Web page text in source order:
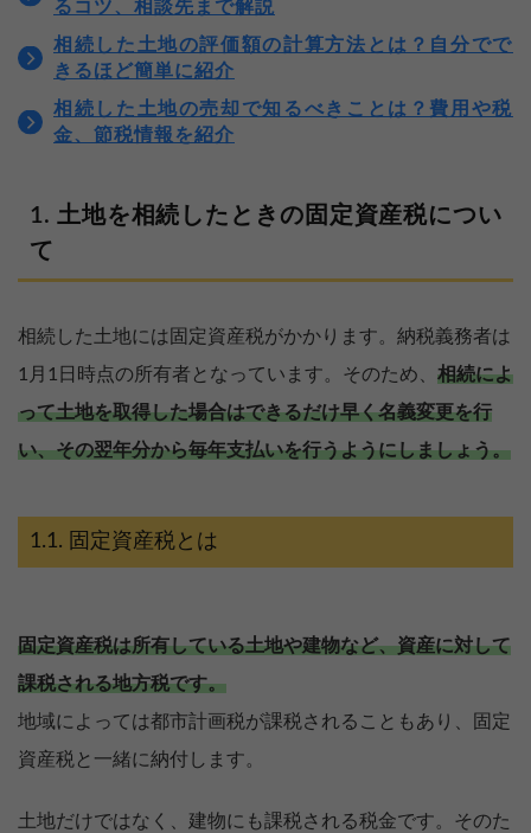
るコツ、相談先まで解説
相続した土地の評価額の計算方法とは？自分でで
きるほど簡単に紹介
相続した土地の売却で知るべきことは？費用や税
金、節税情報を紹介
土地を相続したときの固定資産税につい
て
相続した土地には固定資産税がかかります。納税義務者は
1月1日時点の所有者となっています。そのため、 相続によ
って土地を取得した場合はできるだけ早く名義変更を行
い、その翌年分から毎年支払いを行うようにしましょう。
固定資産税とは
固定資産税は所有している土地や建物など、資産に対して
課税される地方税です。
地域によっては都市計画税が課税されることもあり、固定
資産税と一緒に納付します。
土地だけではなく、建物にも課税される税金です。そのた